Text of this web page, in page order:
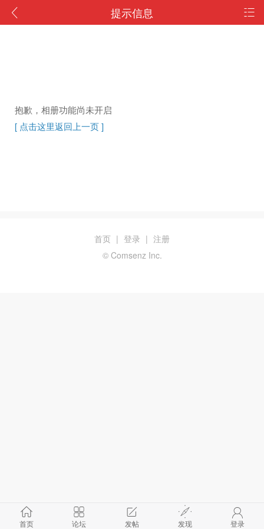
提示信息
抱歉，相册功能尚未开启
[ 点击这里返回上一页 ]
首页 论坛 发帖 发现 登录
首页 | 登录 | 注册
© Comsenz Inc.